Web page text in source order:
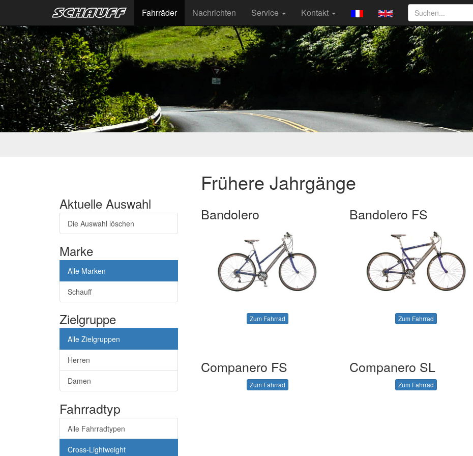
Fahrräder Nachrichten Service Kontakt
Frühere Jahrgänge
Aktuelle Auswahl
Die Auswahl löschen
Marke
Alle Marken
Schauff
Zielgruppe
Alle Zielgruppen
Herren
Damen
Fahrradtyp
Alle Fahrradtypen
Cross-Lightweight
Bandolero
Zum Fahrrad
Bandolero FS
Zum Fahrrad
Companero FS
Zum Fahrrad
Companero SL
Zum Fahrrad